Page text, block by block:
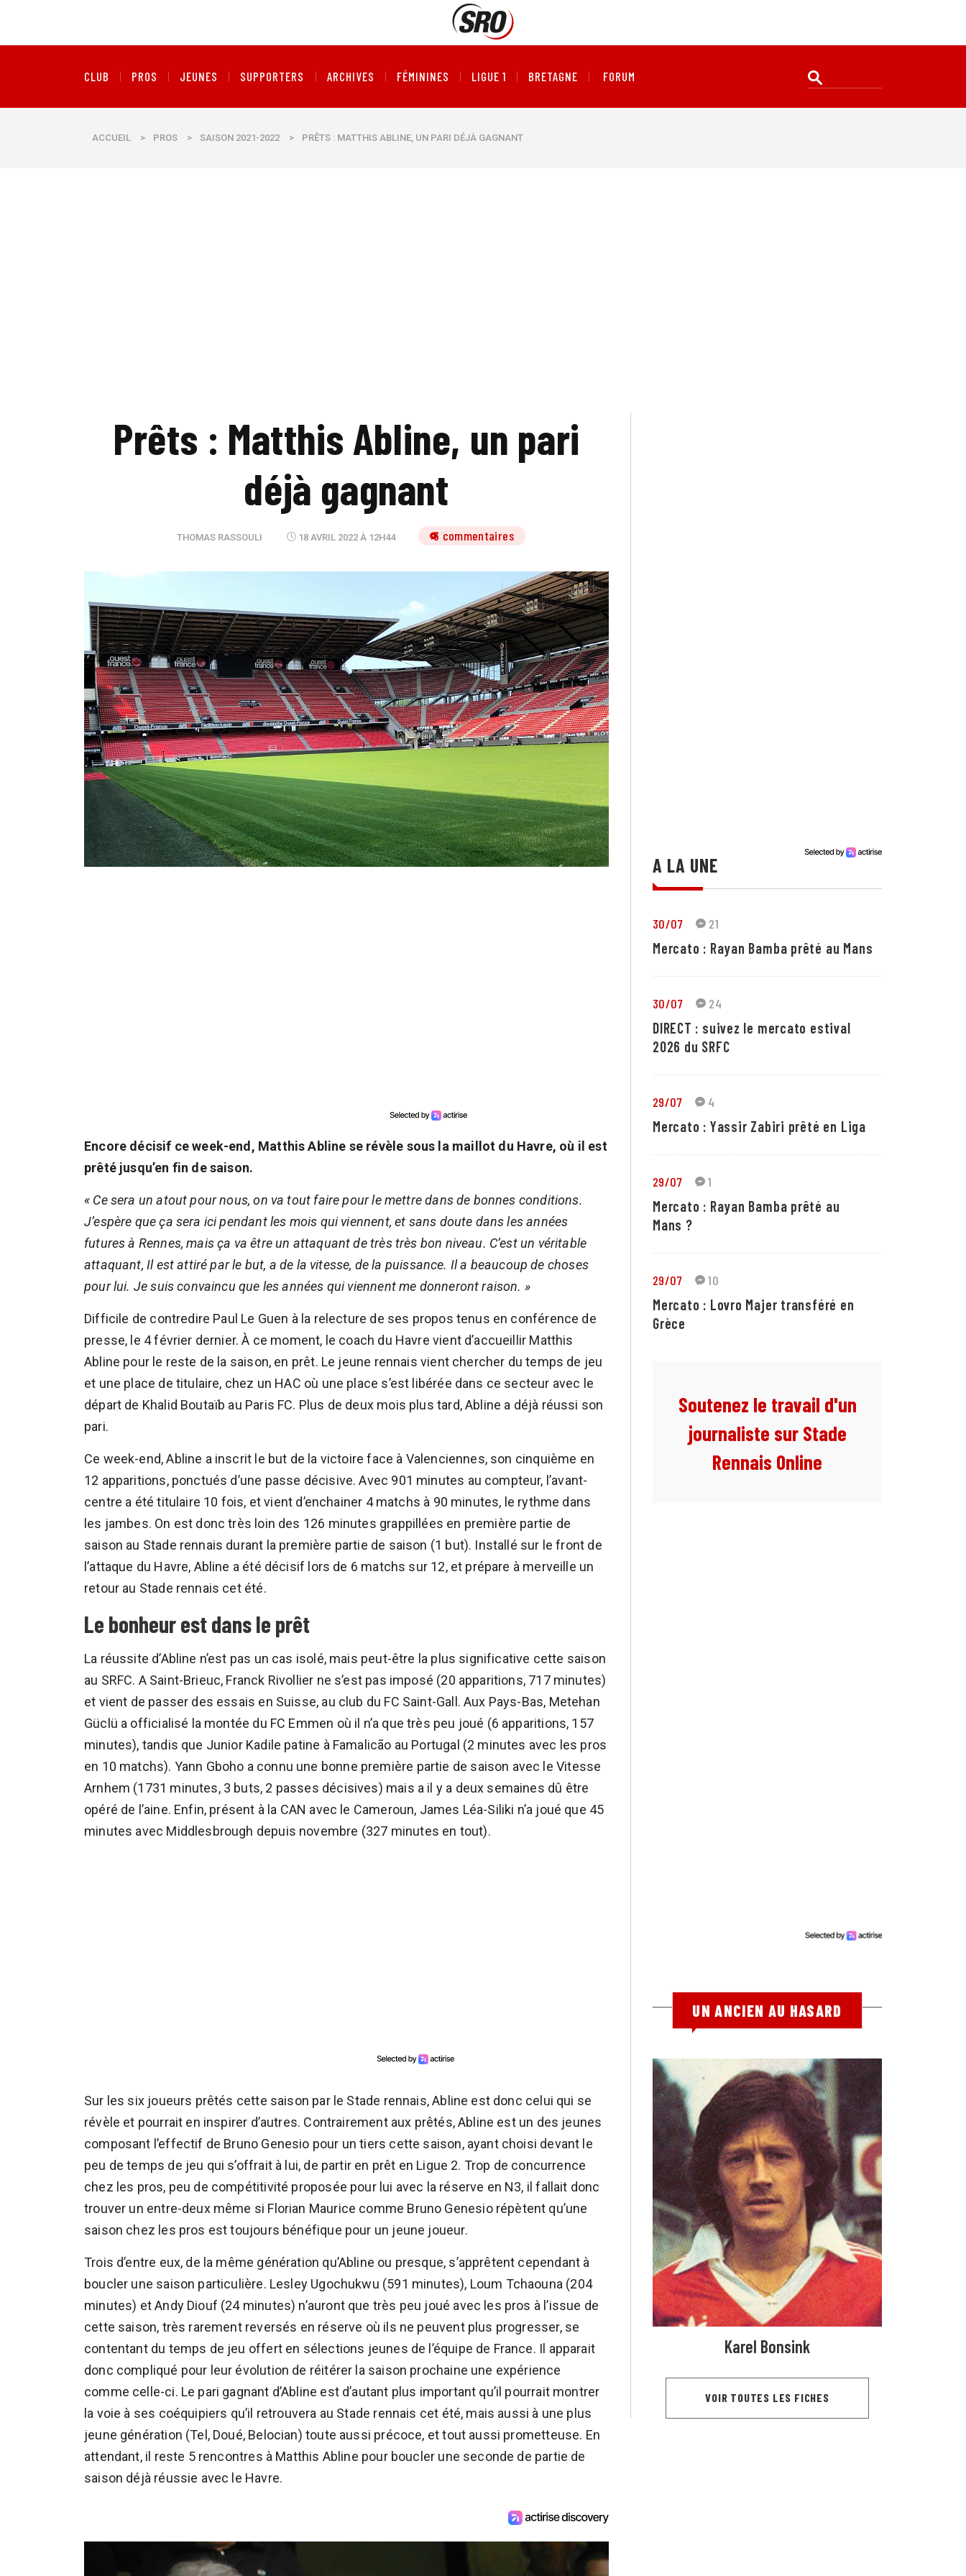
CLUB PROS JEUNES SUPPORTERS ARCHIVES FÉMININES LIGUE 1 BRETAGNE FORUM
ACCUEIL > PROS > SAISON 2021-2022 > PRÊTS : MATTHIS ABLINE, UN PARI DÉJÀ GAGNANT
Prêts : Matthis Abline, un pari
déjà gagnant
THOMAS RASSOULI 18 AVRIL 2022 À 12H44 6 commentaires
Encore décisif ce week-end, Matthis Abline se révèle sous la maillot du Havre, où il est
prêté jusqu’en fin de saison.
« Ce sera un atout pour nous, on va tout faire pour le mettre dans de bonnes conditions.
J’espère que ça sera ici pendant les mois qui viennent, et sans doute dans les années
futures à Rennes, mais ça va être un attaquant de très très bon niveau. C’est un véritable
attaquant, Il est attiré par le but, a de la vitesse, de la puissance. Il a beaucoup de choses
pour lui. Je suis convaincu que les années qui viennent me donneront raison. »
Difficile de contredire Paul Le Guen à la relecture de ses propos tenus en conférence de
presse, le 4 février dernier. À ce moment, le coach du Havre vient d’accueillir Matthis
Abline pour le reste de la saison, en prêt. Le jeune rennais vient chercher du temps de jeu
et une place de titulaire, chez un HAC où une place s’est libérée dans ce secteur avec le
départ de Khalid Boutaïb au Paris FC. Plus de deux mois plus tard, Abline a déjà réussi son
pari.
Ce week-end, Abline a inscrit le but de la victoire face à Valenciennes, son cinquième en
12 apparitions, ponctués d’une passe décisive. Avec 901 minutes au compteur, l’avant-
centre a été titulaire 10 fois, et vient d’enchainer 4 matchs à 90 minutes, le rythme dans
les jambes. On est donc très loin des 126 minutes grappillées en première partie de
saison au Stade rennais durant la première partie de saison (1 but). Installé sur le front de
l’attaque du Havre, Abline a été décisif lors de 6 matchs sur 12, et prépare à merveille un
retour au Stade rennais cet été.
Le bonheur est dans le prêt
La réussite d’Abline n’est pas un cas isolé, mais peut-être la plus significative cette saison
au SRFC. A Saint-Brieuc, Franck Rivollier ne s’est pas imposé (20 apparitions, 717 minutes)
et vient de passer des essais en Suisse, au club du FC Saint-Gall. Aux Pays-Bas, Metehan
Güclü a officialisé la montée du FC Emmen où il n’a que très peu joué (6 apparitions, 157
minutes), tandis que Junior Kadile patine à Famalicão au Portugal (2 minutes avec les pros
en 10 matchs). Yann Gboho a connu une bonne première partie de saison avec le Vitesse
Arnhem (1731 minutes, 3 buts, 2 passes décisives) mais a il y a deux semaines dû être
opéré de l’aine. Enfin, présent à la CAN avec le Cameroun, James Léa-Siliki n’a joué que 45
minutes avec Middlesbrough depuis novembre (327 minutes en tout).
Sur les six joueurs prêtés cette saison par le Stade rennais, Abline est donc celui qui se
révèle et pourrait en inspirer d’autres. Contrairement aux prêtés, Abline est un des jeunes
composant l’effectif de Bruno Genesio pour un tiers cette saison, ayant choisi devant le
peu de temps de jeu qui s’offrait à lui, de partir en prêt en Ligue 2. Trop de concurrence
chez les pros, peu de compétitivité proposée pour lui avec la réserve en N3, il fallait donc
trouver un entre-deux même si Florian Maurice comme Bruno Genesio répètent qu’une
saison chez les pros est toujours bénéfique pour un jeune joueur.
Trois d’entre eux, de la même génération qu’Abline ou presque, s’apprêtent cependant à
boucler une saison particulière. Lesley Ugochukwu (591 minutes), Loum Tchaouna (204
minutes) et Andy Diouf (24 minutes) n’auront que très peu joué avec les pros à l’issue de
cette saison, très rarement reversés en réserve où ils ne peuvent plus progresser, se
contentant du temps de jeu offert en sélections jeunes de l’équipe de France. Il apparait
donc compliqué pour leur évolution de réitérer la saison prochaine une expérience
comme celle-ci. Le pari gagnant d’Abline est d’autant plus important qu’il pourrait montrer
la voie à ses coéquipiers qu’il retrouvera au Stade rennais cet été, mais aussi à une plus
jeune génération (Tel, Doué, Belocian) toute aussi précoce, et tout aussi prometteuse. En
attendant, il reste 5 rencontres à Matthis Abline pour boucler une seconde de partie de
saison déjà réussie avec le Havre.
A LA UNE
30/07 21
Mercato : Rayan Bamba prêté au Mans
30/07 24
DIRECT : suivez le mercato estival
2026 du SRFC
29/07 4
Mercato : Yassir Zabiri prêté en Liga
29/07 1
Mercato : Rayan Bamba prêté au
Mans ?
29/07 10
Mercato : Lovro Majer transféré en
Grèce
Soutenez le travail d'un
journaliste sur Stade
Rennais Online
UN ANCIEN AU HASARD
Karel Bonsink
VOIR TOUTES LES FICHES